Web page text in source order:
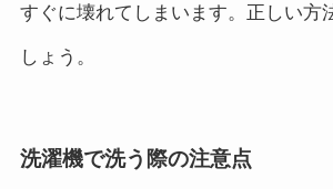
すぐに壊れてしまいます。正しい方
しょう。
洗濯機で洗う際の注意点